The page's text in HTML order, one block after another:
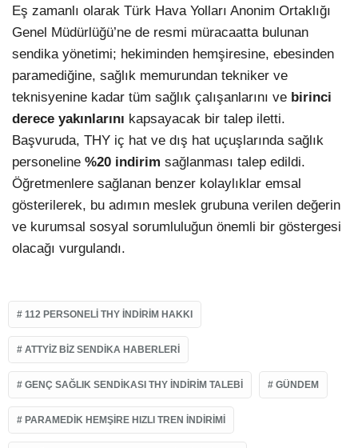
Eş zamanlı olarak Türk Hava Yolları Anonim Ortaklığı
Genel Müdürlüğü’ne de resmi müracaatta bulunan
sendika yönetimi; hekiminden hemşiresine, ebesinden
paramediğine, sağlık memurundan tekniker ve
teknisyenine kadar tüm sağlık çalışanlarını ve birinci
derece yakınlarını kapsayacak bir talep iletti.
Başvuruda, THY iç hat ve dış hat uçuşlarında sağlık
personeline %20 indirim sağlanması talep edildi.
Öğretmenlere sağlanan benzer kolaylıklar emsal
gösterilerek, bu adımın meslek grubuna verilen değerin
ve kurumsal sosyal sorumluluğun önemli bir göstergesi
olacağı vurgulandı.
112 PERSONELI THY INDIRIM HAKKI
ATTYIZ BIZ SENDIKA HABERLERI
GENÇ SAĞLIK SENDIKASI THY INDIRIM TALEBI GÜNDEM
PARAMEDIK HEMŞIRE HIZLI TREN INDIRIMI